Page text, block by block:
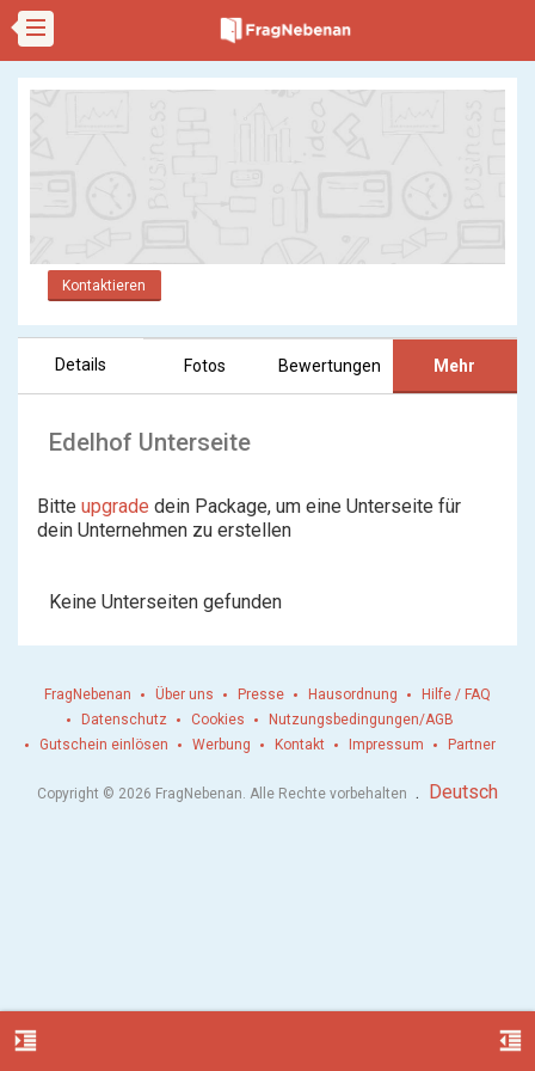
Kontaktieren
Details Fotos Bewertungen Mehr
Edelhof Unterseite
Bitte upgrade dein Package, um eine Unterseite für
dein Unternehmen zu erstellen
Keine Unterseiten gefunden
format_indent_increase format_indent_decrease
FragNebenan Über uns Presse Hausordnung
Hilfe / FAQ
Datenschutz
Cookies
Nutzungsbedingungen/AGB
Gutschein einlösen
Werbung Kontakt Impressum Partner
Copyright © 2026 FragNebenan. Alle Rechte vorbehalten . Deutsch